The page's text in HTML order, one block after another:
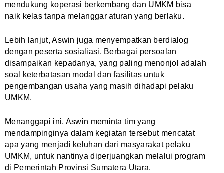
mendukung koperasi berkembang dan UMKM bisa
naik kelas tanpa melanggar aturan yang berlaku.
Lebih lanjut, Aswin juga menyempatkan berdialog
dengan peserta sosialiasi. Berbagai persoalan
disampaikan kepadanya, yang paling menonjol adalah
soal keterbatasan modal dan fasilitas untuk
pengembangan usaha yang masih dihadapi pelaku
UMKM.
Menanggapi ini, Aswin meminta tim yang
mendampinginya dalam kegiatan tersebut mencatat
apa yang menjadi keluhan dari masyarakat pelaku
UMKM, untuk nantinya diperjuangkan melalui program
di Pemerintah Provinsi Sumatera Utara.